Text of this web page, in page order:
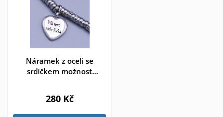
Náramek z oceli se
srdíčkem možnost
280 Kč